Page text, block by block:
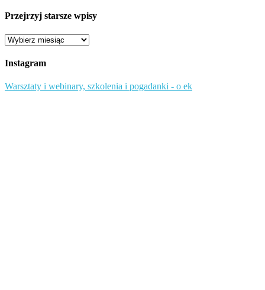
Przejrzyj starsze wpisy
Przejrzyj
wpisy
Instagram
Warsztaty i webinary, szkolenia i pogadanki - o ek